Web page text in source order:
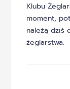
Klubu
moment,
należą dziś
żeglarstwa.